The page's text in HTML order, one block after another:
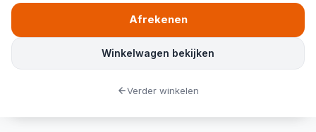
Winkelwagen bekijken
Afrekenen
Verder winkelen